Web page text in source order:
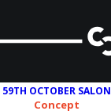
59TH OCTOBER SALON
Concept